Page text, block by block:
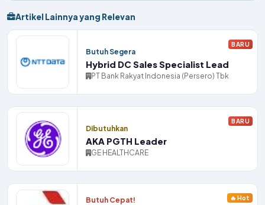
Artikel Lainnya yang Relevan
Butuh Segera
Hybrid DC Sales Specialist Lead
PT Bank Rakyat Indonesia (Persero) Tbk
BARU
Dibutuhkan
AKA PGTH Leader
GE HEALTHCARE
BARU
Butuh Cepat! 🔥 Hot